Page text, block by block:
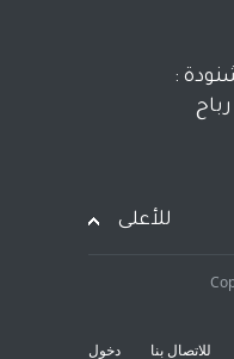
:
للأعلى
للاتصال بنا دخول